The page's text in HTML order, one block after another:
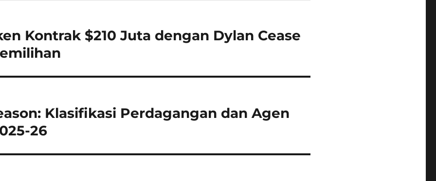
Kontrak $210 Juta dengan Dylan Cease
Klasifikasi Perdagangan dan Agen
26